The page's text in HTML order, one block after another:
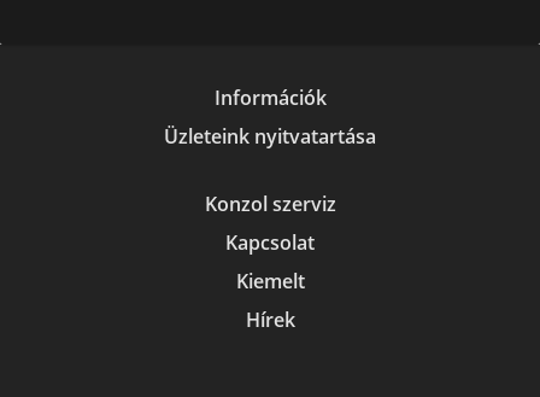
Információk
Üzleteink nyitvatartása
Konzol szerviz
Kapcsolat
Kiemelt
Hírek